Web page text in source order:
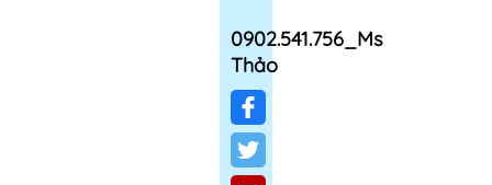
0902.541.756_Ms
Thảo